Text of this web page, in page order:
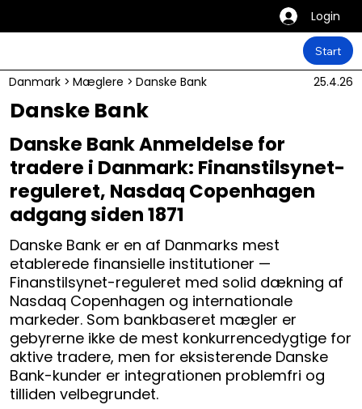
Login
Start
Danmark > Mæglere > Danske Bank 25.4.26
Danske Bank
Danske Bank Anmeldelse for
tradere i Danmark: Finanstilsynet-
reguleret, Nasdaq Copenhagen
adgang siden 1871
Danske Bank er en af Danmarks mest
etablerede finansielle institutioner —
Finanstilsynet-reguleret med solid dækning af
Nasdaq Copenhagen og internationale
markeder. Som bankbaseret mægler er
gebyrerne ikke de mest konkurrencedygtige for
aktive tradere, men for eksisterende Danske
Bank-kunder er integrationen problemfri og
tilliden velbegrundet.